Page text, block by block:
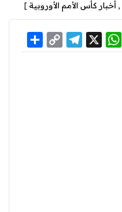
, أخبار كأس الأمم الأوروبية ]
Facebook
WhatsApp
X
Telegram
Copy
Link